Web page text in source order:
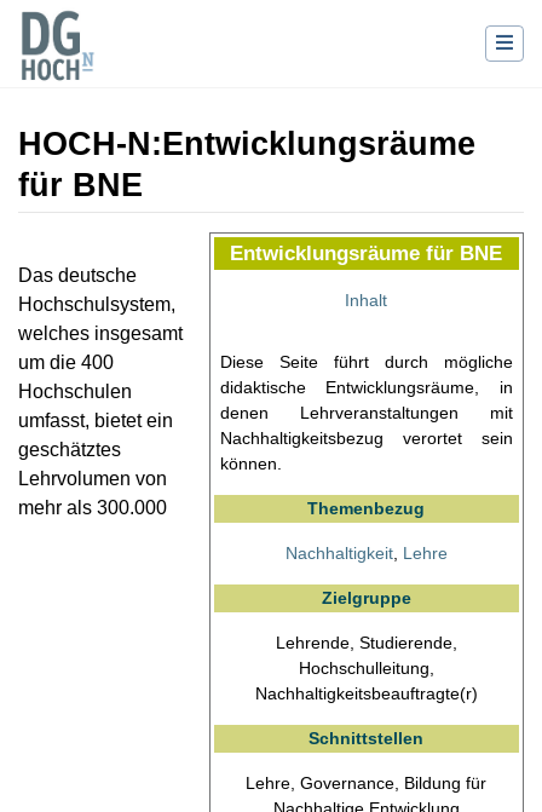
HOCH-N:Entwicklungsräume
für BNE
,Suche
Entwicklungsräume für BNE
Inhalt
Diese Seite führt durch mögliche
didaktische Entwicklungsräume, in
denen Lehrveranstaltungen mit
Nachhaltigkeitsbezug verortet sein
können.
Themenbezug
Nachhaltigkeit, Lehre
Zielgruppe
Lehrende, Studierende,
Hochschulleitung,
Nachhaltigkeitsbeauftragte(r)
Schnittstellen
Lehre, Governance, Bildung für
Nachhaltige Entwicklung
Das deutsche
Hochschulsystem,
welches insgesamt
um die 400
Hochschulen
umfasst, bietet ein
geschätztes
Lehrvolumen von
mehr als 300.000